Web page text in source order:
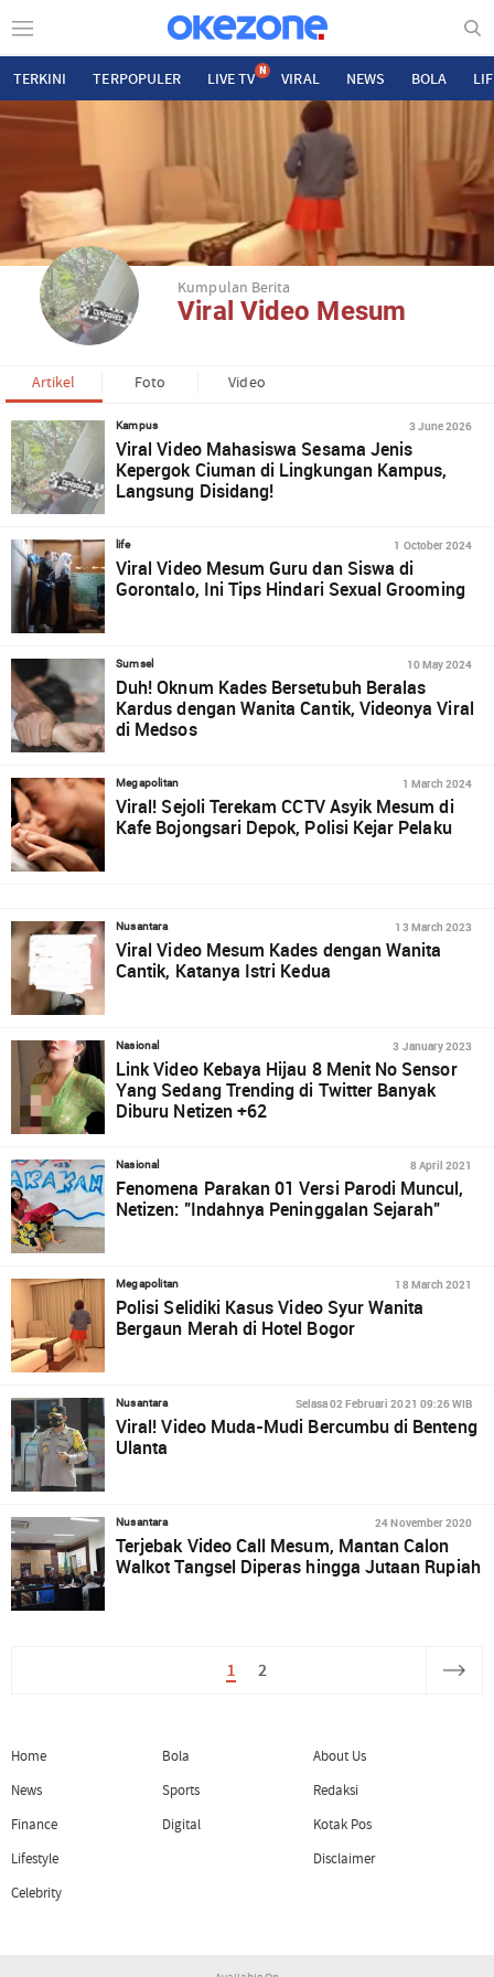
TERKINI TERPOPULER LIVE TV N VIRAL NEWS BOLA
Kumpulan Berita
Viral Video Mesum
Artikel Foto Video
Kampus 3 June 2026
Viral Video Mahasiswa Sesama Jenis
Kepergok Ciuman di Lingkungan Kampus,
Langsung Disidang!
life 1 October 2024
Viral Video Mesum Guru dan Siswa di
Gorontalo, Ini Tips Hindari Sexual Grooming
Sumsel 10 May 2024
Duh! Oknum Kades Bersetubuh Beralas
Kardus dengan Wanita Cantik, Videonya Viral
di Medsos
Megapolitan 1 March 2024
Viral! Sejoli Terekam CCTV Asyik Mesum di
Kafe Bojongsari Depok, Polisi Kejar Pelaku
Nusantara 13 March 2023
Viral Video Mesum Kades dengan Wanita
Cantik, Katanya Istri Kedua
Nasional 3 January 2023
Link Video Kebaya Hijau 8 Menit No Sensor
Yang Sedang Trending di Twitter Banyak
Diburu Netizen +62
Nasional 8 April 2021
Fenomena Parakan 01 Versi Parodi Muncul,
Netizen: "Indahnya Peninggalan Sejarah"
Megapolitan 18 March 2021
Polisi Selidiki Kasus Video Syur Wanita
Bergaun Merah di Hotel Bogor
Nusantara Selasa 02 Februari 2021 09:26 WIB
Viral! Video Muda-Mudi Bercumbu di Benteng
Ulanta
Nusantara 24 November 2020
Terjebak Video Call Mesum, Mantan Calon
Walkot Tangsel Diperas hingga Jutaan Rupiah
1 2
Home
News
Finance
Lifestyle
Celebrity
Bola
Sports
Digital
About Us
Redaksi
Kotak Pos
Disclaimer